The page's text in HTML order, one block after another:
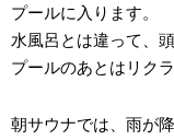
プールに入ります。
水風呂とは違って、
プールのあとはリク
朝サウナでは、雨が